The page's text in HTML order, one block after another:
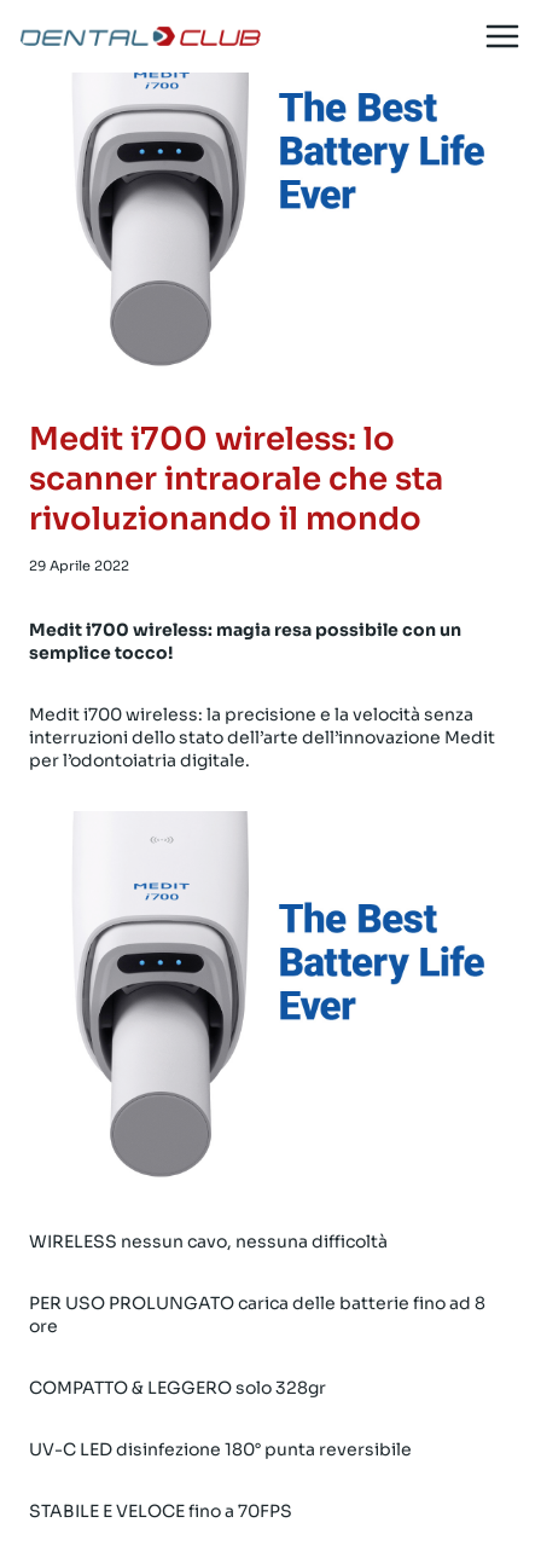
Medit i700 wireless: lo
scanner intraorale che sta
rivoluzionando il mondo
29 Aprile 2022
Medit i700 wireless: magia resa possibile con un
semplice tocco!
Medit i700 wireless: la precisione e la velocità senza
interruzioni dello stato dell’arte dell’innovazione Medit
per l’odontoiatria digitale.
WIRELESS nessun cavo, nessuna difficoltà
PER USO PROLUNGATO carica delle batterie fino ad 8
ore
COMPATTO & LEGGERO solo 328gr
UV-C LED disinfezione 180° punta reversibile
STABILE E VELOCE fino a 70FPS